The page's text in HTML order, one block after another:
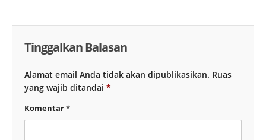
Tinggalkan Balasan
Alamat email Anda tidak akan dipublikasikan. Ruas
yang wajib ditandai *
Komentar*